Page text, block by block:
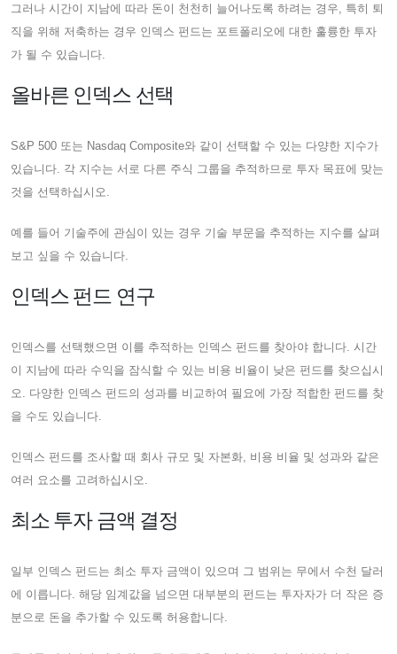
그러나 시간이 지남에 따라 돈이 천천히 늘어나도록 하려는 경우, 특히 퇴
직을 위해 저축하는 경우 인덱스 펀드는 포트폴리오에 대한 훌륭한 투자
가 될 수 있습니다.
올바른 인덱스 선택
S&P 500 또는 Nasdaq Composite와 같이 선택할 수 있는 다양한 지수가
있습니다. 각 지수는 서로 다른 주식 그룹을 추적하므로 투자 목표에 맞는
것을 선택하십시오.
예를 들어 기술주에 관심이 있는 경우 기술 부문을 추적하는 지수를 살펴
보고 싶을 수 있습니다.
인덱스 펀드 연구
인덱스를 선택했으면 이를 추적하는 인덱스 펀드를 찾아야 합니다. 시간
이 지남에 따라 수익을 잠식할 수 있는 비용 비율이 낮은 펀드를 찾으십시
오. 다양한 인덱스 펀드의 성과를 비교하여 필요에 가장 적합한 펀드를 찾
을 수도 있습니다.
인덱스 펀드를 조사할 때 회사 규모 및 자본화, 비용 비율 및 성과와 같은
여러 요소를 고려하십시오.
최소 투자 금액 결정
일부 인덱스 펀드는 최소 투자 금액이 있으며 그 범위는 무에서 수천 달러
에 이릅니다. 해당 임계값을 넘으면 대부분의 펀드는 투자자가 더 작은 증
분으로 돈을 추가할 수 있도록 허용합니다.